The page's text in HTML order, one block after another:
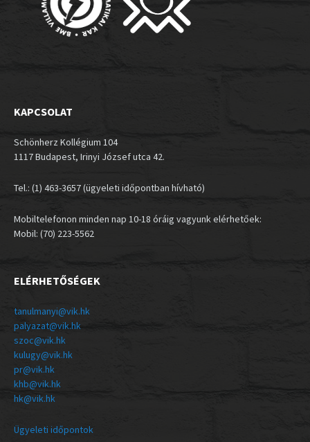
KAPCSOLAT
Schönherz Kollégium 104
1117 Budapest, Irinyi József utca 42.
Tel.: (1) 463-3657 (ügyeleti időpontban hívható)
Mobiltelefonon minden nap 10-18 óráig vagyunk elérhetőek:
Mobil: (70) 223-5562
ELÉRHETŐSÉGEK
tanulmanyi@vik.hk
palyazat@vik.hk
szoc@vik.hk
kulugy@vik.hk
pr@vik.hk
khb@vik.hk
hk@vik.hk
Ügyeleti időpontok